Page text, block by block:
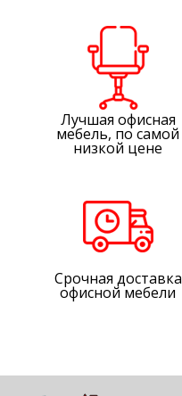
Лучшая офисная
мебель, по самой
низкой цене
Срочная доставка
офисной мебели